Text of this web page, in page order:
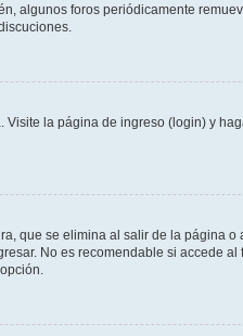
algunos foros periódicamente
Visite la página de ingreso (login) y
que se elimina al salir de la página
No es recomendable si accede